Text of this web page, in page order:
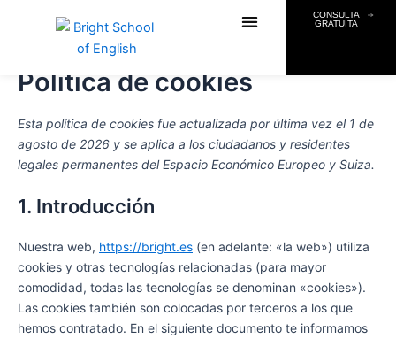
CONSULTA
GRATUITA
Política de cookies
Esta política de cookies fue actualizada por última vez el 1 de
agosto de 2026 y se aplica a los ciudadanos y residentes
legales permanentes del Espacio Económico Europeo y Suiza.
1. Introducción
Nuestra web, https://bright.es (en adelante: «la web») utiliza
cookies y otras tecnologías relacionadas (para mayor
comodidad, todas las tecnologías se denominan «cookies»).
Las cookies también son colocadas por terceros a los que
hemos contratado. En el siguiente documento te informamos
to
to
fonts
to